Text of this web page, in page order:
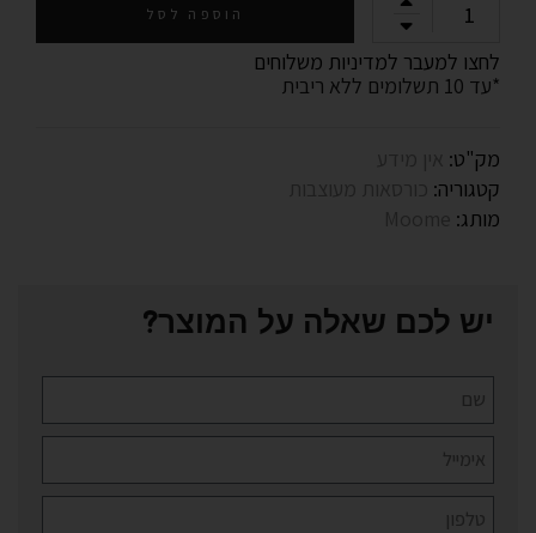
הוספה לסל
לחצו למעבר למדיניות משלוחים
*עד 10 תשלומים ללא ריבית
מק"ט:
קטגוריה:
מותג:
יש לכם שאלה על המוצר?